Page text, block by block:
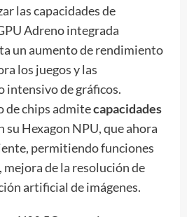
las capacidades de
Adreno integrada
un aumento de rendimiento
los juegos y las
intensivo de gráficos.
de chips admitecapacidades
su Hexagon NPU, que ahora
permitiendo funciones
de la resolución de
artificial de imágenes.